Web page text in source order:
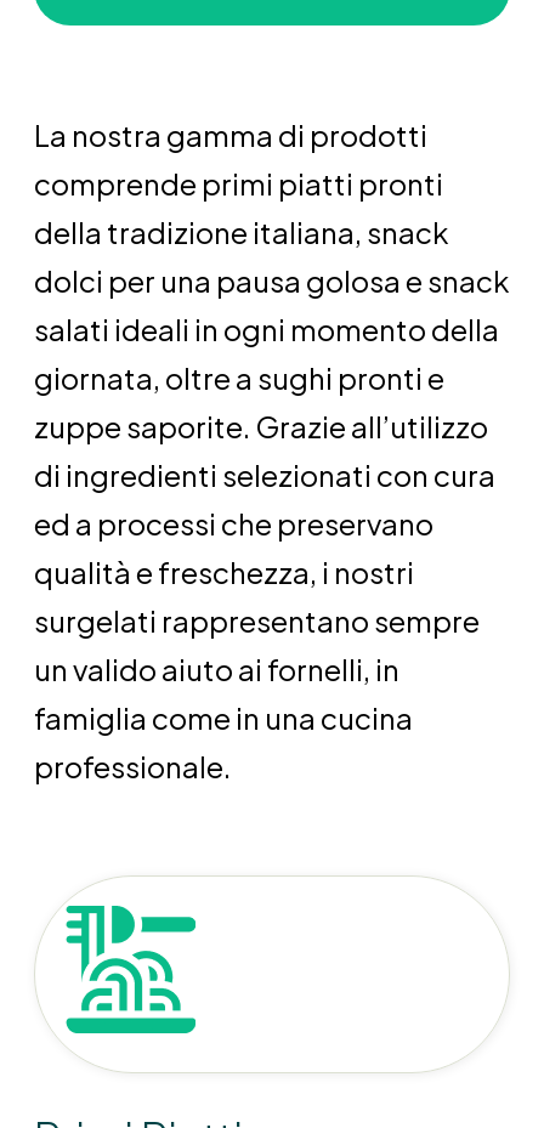
La nostra gamma di prodotti
comprende primi piatti pronti
della tradizione italiana, snack
dolci per una pausa golosa e snack
salati ideali in ogni momento della
giornata, oltre a sughi pronti e
zuppe saporite. Grazie all’utilizzo
di ingredienti selezionati con cura
ed a processi che preservano
qualità e freschezza, i nostri
surgelati rappresentano sempre
un valido aiuto ai fornelli, in
famiglia come in una cucina
professionale.